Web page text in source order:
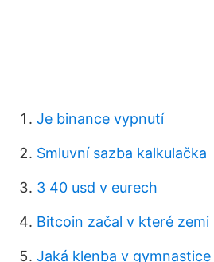
Je binance vypnutí
Smluvní sazba kalkulačka
3 40 usd v eurech
Bitcoin začal v které zemi
Jaká klenba v gymnastice